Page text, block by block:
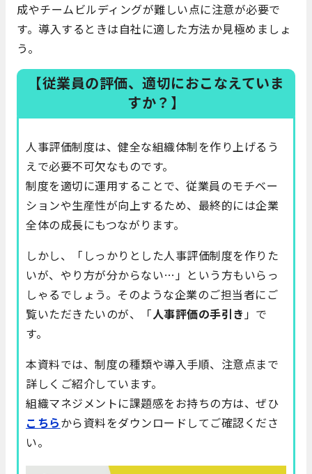
成やチームビルディングが難しい点に注意が必要で
す。導入するときは自社に適した方法か見極めましょ
う。
【従業員の評価、適切におこなえていま
すか？】
人事評価制度は、健全な組織体制を作り上げるう
えで必要不可欠なものです。
制度を適切に運用することで、従業員のモチベー
ションや生産性が向上するため、最終的には企業
全体の成長にもつながります。
しかし、「しっかりとした人事評価制度を作りた
いが、やり方が分からない…」という方もいらっ
しゃるでしょう。そのような企業のご担当者にご
覧いただきたいのが、「人事評価の手引き」で
す。
本資料では、制度の種類や導入手順、注意点まで
詳しくご紹介しています。
組織マネジメントに課題感をお持ちの方は、ぜひ
こちらから資料をダウンロードしてご確認くださ
い。